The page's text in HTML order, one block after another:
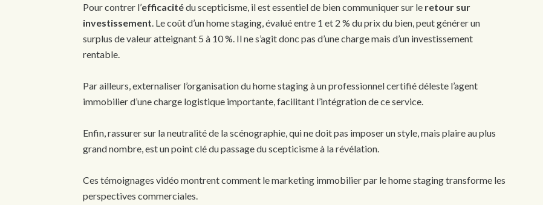
Pour contrer l’efficacitédu scepticisme, il est essentiel de bien communiquer sur le retour sur
investissement. Le coût d’un home staging, évalué entre 1 et 2 % du prix du bien, peut générer un
surplus de valeur atteignant 5 à 10 %. Il ne s’agit donc pas d’une charge mais d’un investissement
rentable.
Par ailleurs, externaliser l’organisation du home staging à un professionnel certifié déleste l’agent
immobilier d’une charge logistique importante, facilitant l’intégration de ce service.
Enfin, rassurer sur la neutralité de la scénographie, qui ne doit pas imposer un style, mais plaire au plus
grand nombre, est un point clé du passage du scepticisme à la révélation.
Ces témoignages vidéo montrent comment le marketing immobilier par le home staging transforme les
perspectives commerciales.